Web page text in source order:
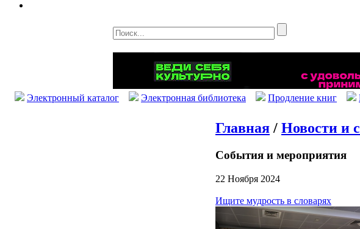
Электронный каталог Электронная библиотека Продление книг
Главная / Новости и
События и мероприятия
22 Ноября 2024
Ищите мудрость в словарях